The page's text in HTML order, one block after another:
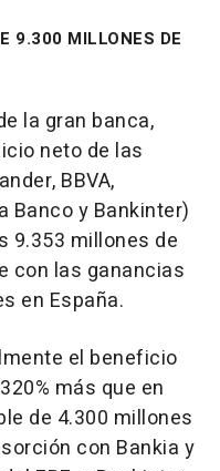
9.300 MILLONES DE
la gran banca,
neto de las
BBVA,
Banco y Bankinter)
9.353 millones de
con las ganancias
en España.
el beneficio
más que en
de 4.300 millones
con Bankia y